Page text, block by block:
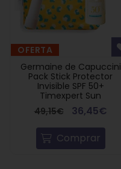
OFERTA
Germaine de Capuccini
Pack Stick Protector
Invisible SPF 50+
Timexpert Sun
49,15€
36,45€
Comprar